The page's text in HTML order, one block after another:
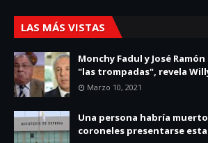
LAS MÁS VISTAS
Monchy Fadul y José
"las trompadas", revela
Marzo 10, 2021
Una persona habría
coroneles presentarse